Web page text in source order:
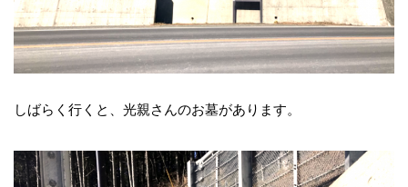
しばらく行くと、光親さんのお墓があります。